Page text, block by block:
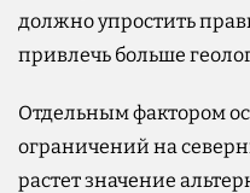
должно упростить
привлечь больше
Отдельным фактором
ограничений на
растет значение